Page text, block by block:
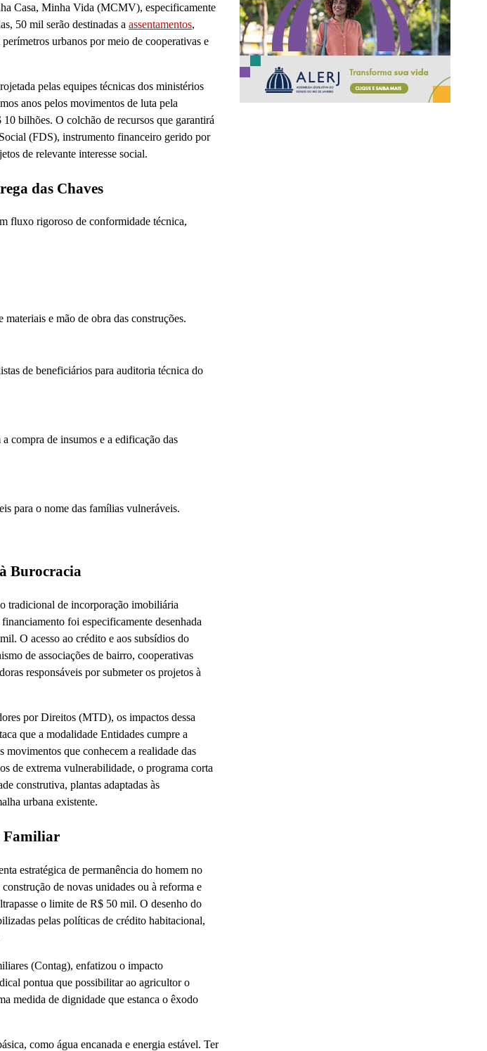
Casa, Minha Vida (MCMV), especificamente
50 mil serão destinadas a assentamentos,
urbanos por meio de cooperativas e
pelas equipes técnicas dos ministérios
anos pelos movimentos de luta pela
bilhões. O colchão de recursos que garantirá
(FDS), instrumento financeiro gerido por
de relevante interesse social.
das Chaves
fluxo rigoroso de conformidade técnica,
e mão de obra das construções.
de beneficiários para auditoria técnica do
compra de insumos e a edificação das
para o nome das famílias vulneráveis.
Burocracia
tradicional de incorporação imobiliária
foi especificamente desenhada
O acesso ao crédito e aos subsídios do
de associações de bairro, cooperativas
responsáveis por submeter os projetos à
por Direitos (MTD), os impactos dessa
que a modalidade Entidades cumpre a
movimentos que conhecem a realidade das
de extrema vulnerabilidade, o programa corta
construtiva, plantas adaptadas às
urbana existente.
Familiar
estratégica de permanência do homem no
de novas unidades ou à reforma e
o limite de R$ 50 mil. O desenho do
pelas políticas de crédito habitacional,
(Contag), enfatizou o impacto
pontua que possibilitar ao agricultor o
medida de dignidade que estanca o êxodo
como água encanada e energia estável. Ter